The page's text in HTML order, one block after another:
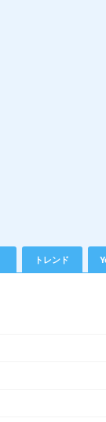
トレンド